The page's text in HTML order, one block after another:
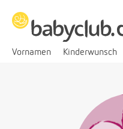
Vornamen Kinderwunsch